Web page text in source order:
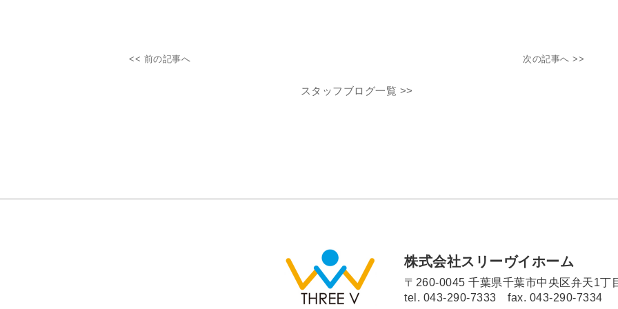
<< 前の記事へ 次の記事へ >>
スタッフブログ一覧 >>
株式会社スリーヴイホーム
〒260-0045 千葉県千葉市中央区弁天1丁
tel. 043-290-7333 fax. 043-290-7334